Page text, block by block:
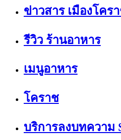
ข่าวสาร เมืองโคร
รีวิว ร้านอาหาร
เมนูอาหาร
โคราช
บริการลงบทความ